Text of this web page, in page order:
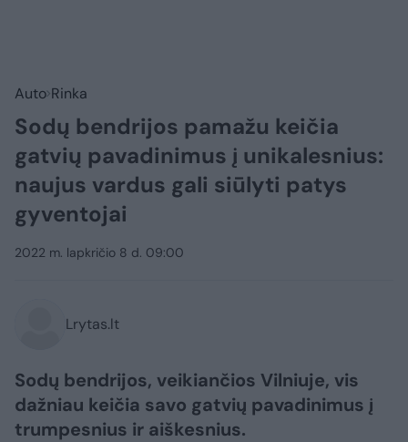
Auto Rinka
Sodų bendrijos pamažu keičia
gatvių pavadinimus į unikalesnius:
naujus vardus gali siūlyti patys
gyventojai
2022 m. lapkričio 8 d. 09:00
Lrytas.lt
Sodų bendrijos, veikiančios Vilniuje, vis
dažniau keičia savo gatvių pavadinimus į
trumpesnius ir aiškesnius.